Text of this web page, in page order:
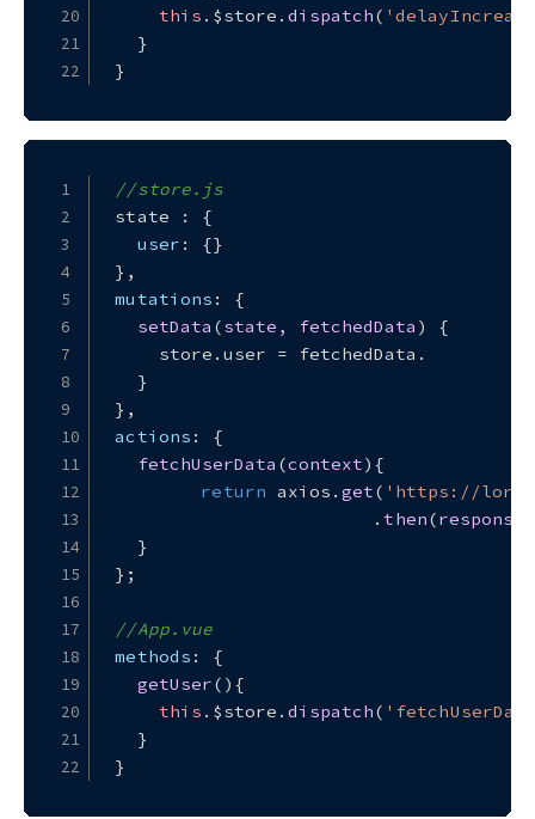
this . $store .dispatch(
  }
}
//store.js
state : {
user : {}
},
mutations : {
setData (state, fetchedData ) {
    store.
user = fetchedData.
  }
},
actions : {
fetchUserData (context){
return axios. get( 'https://
    			.
then(response
  }
};
//App.vue
methods : {
getUser( ){
this . $store .dispatch(
  }
}